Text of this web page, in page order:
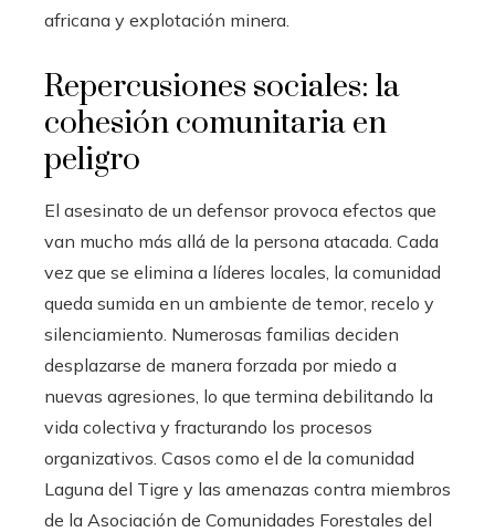
africana y explotación minera.
Repercusiones sociales: la
cohesión comunitaria en
peligro
El asesinato de un defensor provoca efectos que
van mucho más allá de la persona atacada. Cada
vez que se elimina a líderes locales, la comunidad
queda sumida en un ambiente de temor, recelo y
silenciamiento. Numerosas familias deciden
desplazarse de manera forzada por miedo a
nuevas agresiones, lo que termina debilitando la
vida colectiva y fracturando los procesos
organizativos. Casos como el de la comunidad
Laguna del Tigre y las amenazas contra miembros
de la Asociación de Comunidades Forestales del